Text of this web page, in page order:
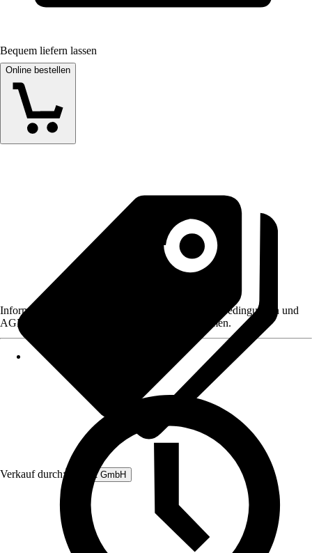
Bequem liefern lassen
Online bestellen
Verkauf durch: Rubart GmbH
Informationen des Verkäufers, wie z. B. Rückgabebedingungen und
AGB, finden Sie bei Klick auf den Verkäufernamen.